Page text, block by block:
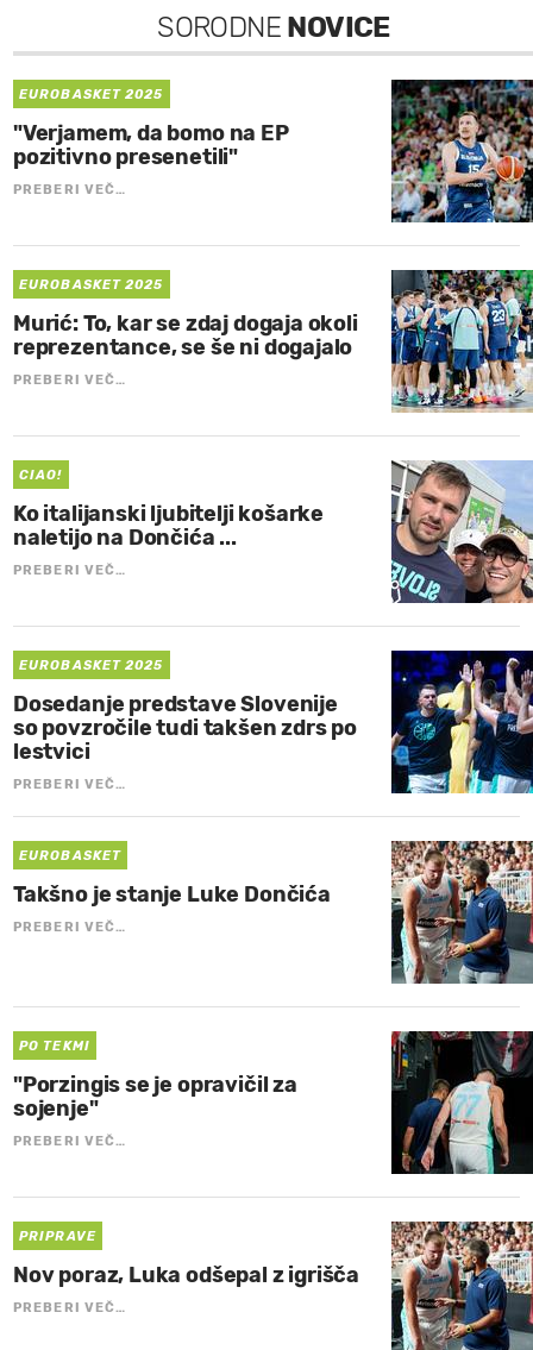
SORODNE NOVICE
EUROBASKET 2025
"Verjamem, da bomo na EP
pozitivno presenetili"
PREBERI VEČ…
EUROBASKET 2025
Murić: To, kar se zdaj dogaja okoli
reprezentance, se še ni dogajalo
PREBERI VEČ…
CIAO!
Ko italijanski ljubitelji košarke
naletijo na Dončića ...
PREBERI VEČ…
EUROBASKET 2025
Dosedanje predstave Slovenije
so povzročile tudi takšen zdrs po
lestvici
PREBERI VEČ…
EUROBASKET
Takšno je stanje Luke Dončića
PREBERI VEČ…
PO TEKMI
"Porzingis se je opravičil za
sojenje"
PREBERI VEČ…
PRIPRAVE
Nov poraz, Luka odšepal z igrišča
PREBERI VEČ…